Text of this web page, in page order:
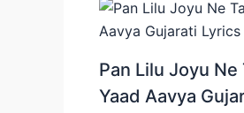
Pan Lilu Joyu Ne
Yaad Aavya